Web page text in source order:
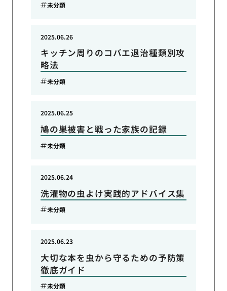
未分類
キッチン周りのコバエ退治種類別攻
略法
2025.06.26
未分類
鳩の巣被害と戦った家族の記録
2025.06.25
未分類
洗濯物の虫よけ実践的アドバイス集
2025.06.24
未分類
大切な本を虫から守るための予防策
徹底ガイド
2025.06.23
未分類